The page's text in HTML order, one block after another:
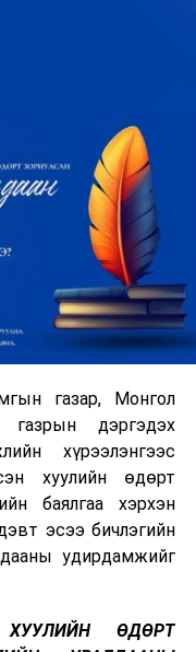
газар, Монгол
дэргэдэх
хүрээлэнгээс
хуулийн өдөрт
баялгаа хэрхэн
эсээ бичлэгийн
удирдамжийг
ӨДӨРТ